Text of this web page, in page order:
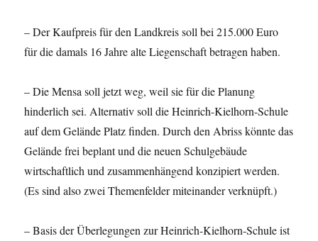
– Der Kaufpreis für den Landkreis soll bei 215.000 Euro
für die damals 16 Jahre alte Liegenschaft betragen haben.
– Die Mensa soll jetzt weg, weil sie für die Planung
hinderlich sei. Alternativ soll die Heinrich-Kielhorn-Schule
auf dem Gelände Platz finden. Durch den Abriss könnte das
Gelände frei beplant und die neuen Schulgebäude
wirtschaftlich und zusammenhängend konzipiert werden.
(Es sind also zwei Themenfelder miteinander verknüpft.)
– Basis der Überlegungen zur Heinrich-Kielhorn-Schule ist